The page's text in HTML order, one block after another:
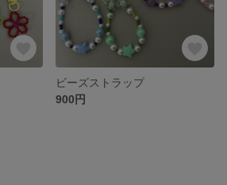
ビーズストラップ
900円